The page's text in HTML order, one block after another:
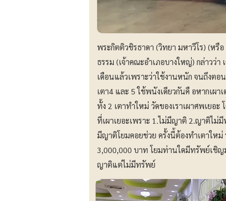
พระกิตติวชิรธาดา (วิทยา มหาวีโร) (หรื
ธรรม (เจ้าคณะอำเภอบางใหญ่) กล่าวว่
เดือนแล้วเพราะว่าใช้งานหนัก จนถึงต
เตา4 และ 5 ใช้พนังเดียวกันคื อหากเผา
ทั้ง 2 เตาทำใหม่ วัดของเราเผาศพเยอ
ที่เผาเยอะเพราะ 1.ไม่มีญาติ 2.ญาติไม่
มีญาติโยมคอยช่วย ครั้งนี้ต้องทำเตาใหม่
3,000,000 บาท โยมท่านใดมีทรัพย์เชิ
ญาติแต่ไม่มีทรัพย์